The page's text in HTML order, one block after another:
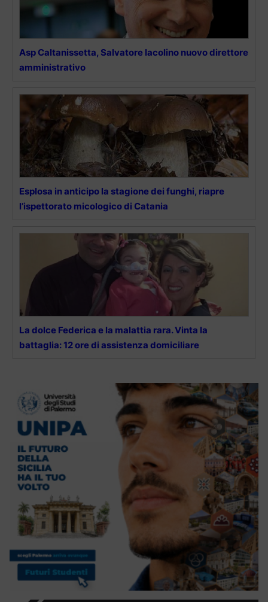
Asp Caltanissetta, Salvatore Iacolino nuovo direttore
amministrativo
Esplosa in anticipo la stagione dei funghi, riapre
l’ispettorato micologico di Catania
La dolce Federica e la malattia rara. Vinta la
battaglia: 12 ore di assistenza domiciliare